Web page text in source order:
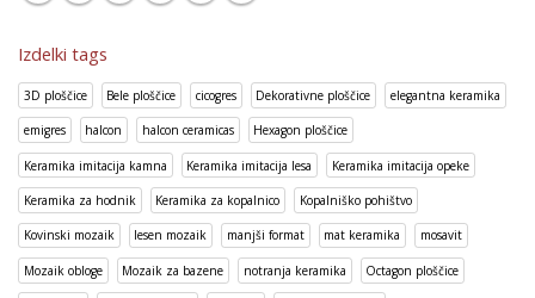
Izdelki tags
3D ploščice Bele ploščice cicogres Dekorativne ploščice elegantna keramika
emigres halcon halcon ceramicas Hexagon ploščice
Keramika imitacija kamna Keramika imitacija lesa Keramika imitacija opeke
Keramika za hodnik Keramika za kopalnico Kopalniško pohištvo
Kovinski mozaik lesen mozaik manjši format mat keramika mosavit
Mozaik obloge Mozaik za bazene notranja keramika Octagon ploščice